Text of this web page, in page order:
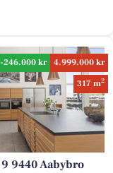
-246.000 kr
4.999.000 kr
317 m2
9440 Aabybro